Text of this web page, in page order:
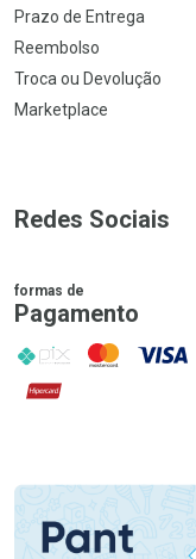
Prazo de Entrega
Reembolso
Troca ou Devolução
Marketplace
Redes Sociais
formas de
Pagamento
PIX MasterCard
VISA
Hipercard